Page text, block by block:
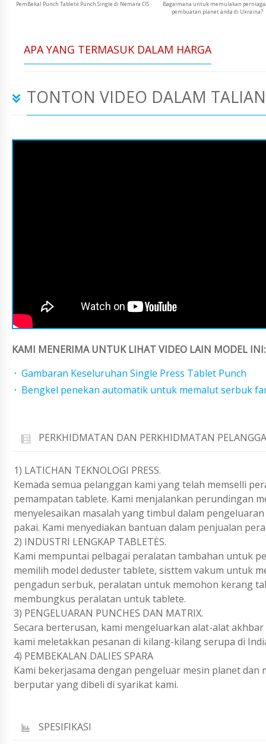
PemBekal Punch Tabletė Punch Single di Nemara CIS
Bagaimana untuk memulakan
pembuatan planet anda di Ukraina?
APA YANG TERMASUK DALAM HARGA
TONTON VIDEO DALAM TALIAN
KAMI MENERIMA UNTUK LIHAT VIDEO LAIN MODEL INI:
Gambaran Keseluruhan Single Press Tablet Punch
Bengkel penekan automatik untuk memalut serbuk
PERKHIDMATAN DAN PERKHIDMATAN
1) LATICHAN TEKNOLOGI PRESS.
Kemada semua pelanggan kami yang telah memselli
pemampatan tablete. Kami menjalankan perundingan
menyelesaikan masalah yang timbul dalam
pakai. Kami menyediakan bantuan dalam penjualan
2) INDUSTRI LENGKAP TABLETĖS.
Kami mempuntai pelbagai peralatan tambahan untuk
memilih model deduster tablete, sisttem vakum untuk
pengadun serbuk, peralatan untuk memohon kerang
membungkus peralatan untuk tablete.
3) PENGELUARAN PUNCHES DAN MATRIX.
Secara berterusan, kami mengeluarkan alat-alat
kami meletakkan pesanan di kilang-kilang serupa di
4) PEMBEKALAN DALIES SPARA
Kami bekerjasama dengan pengeluar mesin planet
berputar yang dibeli di syarikat kami.
SPESIFIKASI